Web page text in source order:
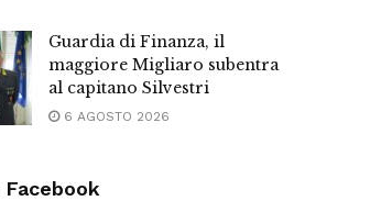
Guardia di Finanza, il
maggiore Migliaro subentra
al capitano Silvestri
6 AGOSTO 2026